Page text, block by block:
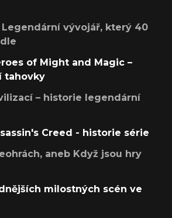
Legendární vývojář, který 40
of Might and Magic –
tahovky
– historie legendární
Creed - historie série
aneb Když jsou hry
milostných scén ve